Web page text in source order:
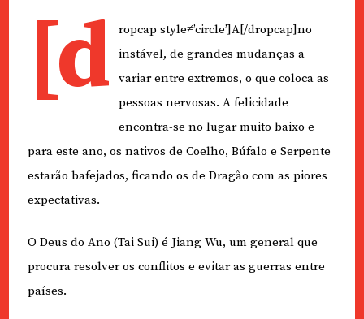
[d
ropcap style≠’circle’]A[/dropcap]no
instável, de grandes mudanças a
variar entre extremos, o que coloca as
pessoas nervosas. A felicidade
encontra-se no lugar muito baixo e
para este ano, os nativos de Coelho, Búfalo e Serpente
estarão bafejados, ficando os de Dragão com as piores
expectativas.
O Deus do Ano (Tai Sui) é Jiang Wu, um general que
procura resolver os conflitos e evitar as guerras entre
países.